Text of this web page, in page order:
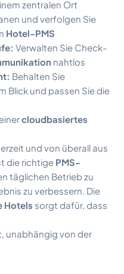
zentralen Ort
und verfolgen Sie
Hotel-PMS
Verwalten Sie Check-
nahtlos
Behalten Sie
Blick und passen Sie die
cloudbasiertes
und von überall aus
die richtige PMS-
täglichen Betrieb zu
zu verbessern. Die
Hotels sorgt dafür, dass
unabhängig von der